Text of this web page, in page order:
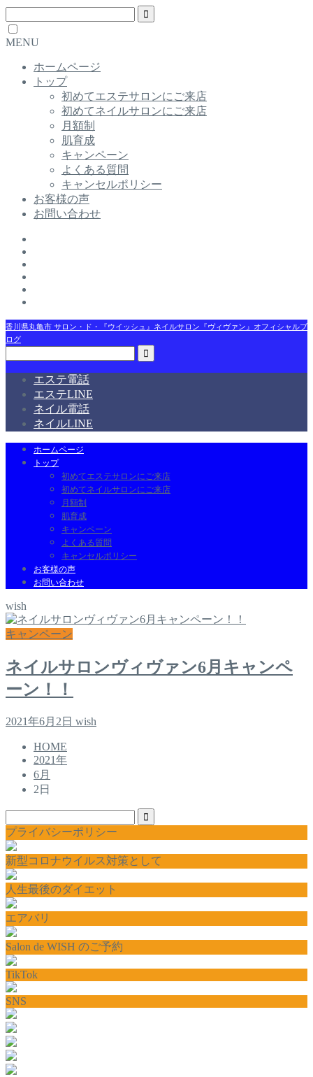
MENU
ホームページ
トップ
初めてエステサロンにご来店
初めてネイルサロンにご来店
月額制
肌育成
キャンペーン
よくある質問
キャンセルポリシー
お客様の声
お問い合わせ
香川県丸亀市 サロン・ド・『ウイッシュ』ネイルサロン『ヴィヴァン』オフィシャルブ
ログ
エステ電話
エステLINE
ネイル電話
ネイルLINE
ホームページ
トップ
初めてエステサロンにご来店
初めてネイルサロンにご来店
月額制
肌育成
キャンペーン
よくある質問
キャンセルポリシー
お客様の声
お問い合わせ
wish
キャンペーン
ネイルサロンヴィヴァン6月キャンペ
ーン！！
2021年6月2日 wish
HOME
2021年
6月
2日
プライバシーポリシー
新型コロナウイルス対策として
人生最後のダイエット
エアバリ
Salon de WISH のご予約
TikTok
SNS